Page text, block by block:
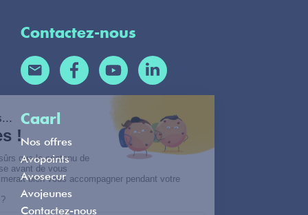
Contactez-nous
Caarl
Nos offres
Avopoints
Avosecur
Avojeunes
Contactez-nous